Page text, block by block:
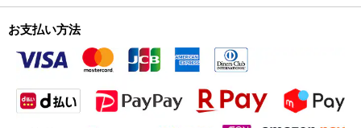
お支払い方法